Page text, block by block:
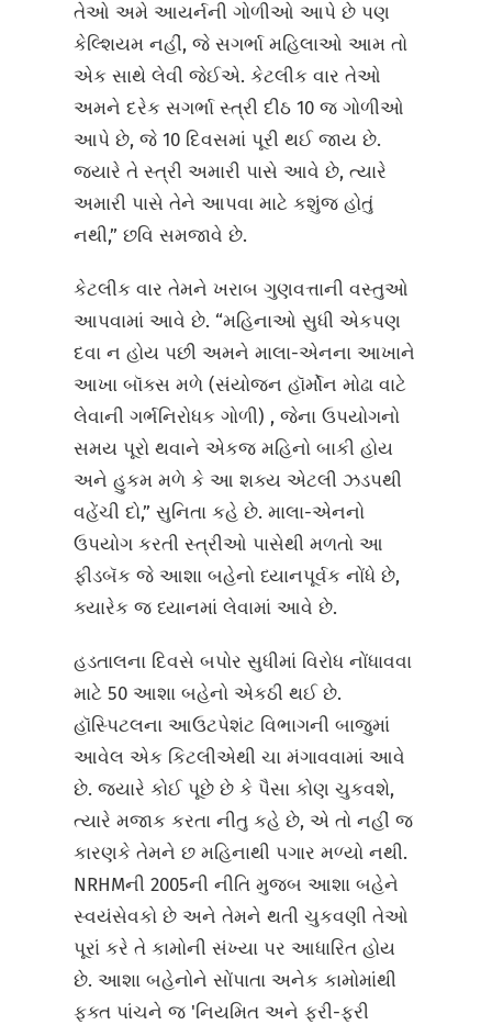
તેઓ અમે આયર્નની ગોળીઓ આપે છે પણ
કેલ્શિયમ નહીં, જે સગર્ભા મહિલાઓ આમ તો
એક સાથે લેવી જેઈએ. કેટલીક વાર તેઓ
અમને દરેક સગર્ભા સ્ત્રી દીઠ 10 જ ગોળીઓ
આપે છે, જે 10 દિવસમાં પૂરી થઈ જાય છે.
જ્યારે તે સ્ત્રી અમારી પાસે આવે છે, ત્યારે
અમારી પાસે તેને આપવા માટે કશુંજ હોતું
નથી,” છવિ સમજાવે છે.
કેટલીક વાર તેમને ખરાબ ગુણવત્તાની વસ્તુઓ
આપવામાં આવે છે. “મહિનાઓ સુધી એકપણ
દવા ન હોય પછી અમને માલા-એનના આખાને
આખા બૉક્સ મળે (સંયોજન હૉર્મોન મોઢા વાટે
લેવાની ગર્ભનિરોધક ગોળી) , જેના ઉપયોગનો
સમય પૂરો થવાને એકજ મહિનો બાકી હોય
અને હુકમ મળે કે આ શક્ય એટલી ઝડપથી
વહેંચી દો,” સુનિતા કહે છે. માલા-એનનો
ઉપયોગ કરતી સ્ત્રીઓ પાસેથી મળતો આ
ફીડબૅક જે આશા બહેનો ધ્યાનપૂર્વક નોંધે છે,
ક્યારેક જ ધ્યાનમાં લેવામાં આવે છે.
હડતાલના દિવસે બપોર સુધીમાં વિરોધ નોંધાવવા
માટે 50 આશા બહેનો એકઠી થઈ છે.
હૉસ્પિટલના આઉટપેશંટ વિભાગની બાજુમાં
આવેલ એક કિટલીએથી ચા મંગાવવામાં આવે
છે. જ્યારે કોઈ પૂછે છે કે પૈસા કોણ ચુકવશે,
ત્યારે મજાક કરતા નીતુ કહે છે, એ તો નહીં જ
કારણકે તેમને છ મહિનાથી પગાર મળ્યો નથી.
NRHMની 2005ની નીતિ મુજબ આશા બહેને
સ્વયંસેવકો છે અને તેમને થતી ચુકવણી તેઓ
પૂરાં કરે તે કામોની સંખ્યા પર આધારિત હોય
છે. આશા બહેનોને સોંપાતા અનેક કામોમાંથી
ફક્ત પાંચને જ 'નિયમિત અને ફરી-ફરી